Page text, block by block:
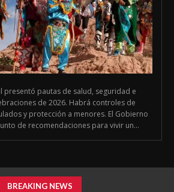
presentó pautas de salud, seguridad e
de 2026. Habrá controles de
y protección a menores. El Gobierno
de recomendaciones para vivir un...
BREAKING NEWS